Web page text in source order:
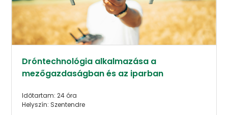
Dróntechnológia alkalmazása a
mezőgazdaságban és az iparban
Időtartam: 24 óra
Helyszín: Szentendre